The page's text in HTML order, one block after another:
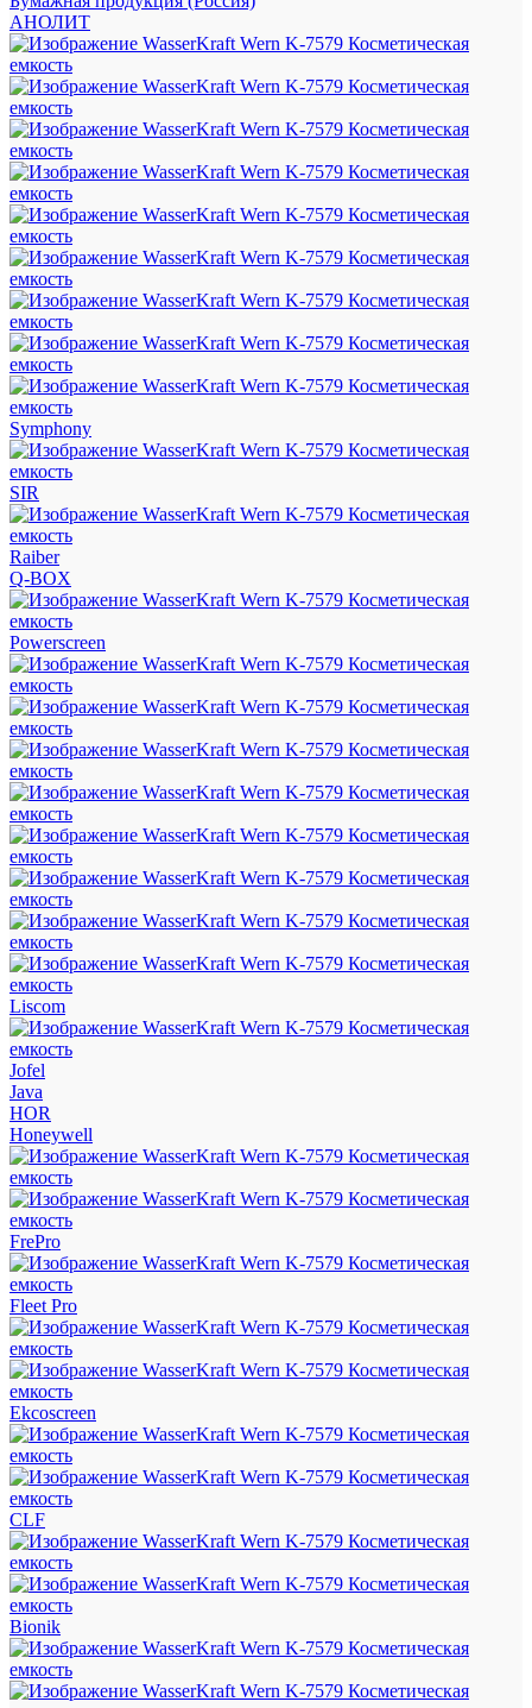
АНОЛИТ
Symphony
SIR
Raiber
Q-BOX
Powerscreen
Liscom
Jofel
Java
HOR
Honeywell
FrePro
Fleet Pro
Ekcoscreen
CLF
Bionik